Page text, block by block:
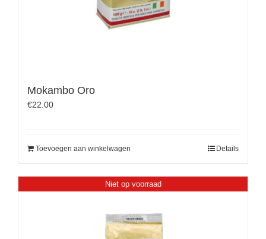
Mokambo Oro
€22.00
Toevoegen aan winkelwagen Details
Niet op voorraad